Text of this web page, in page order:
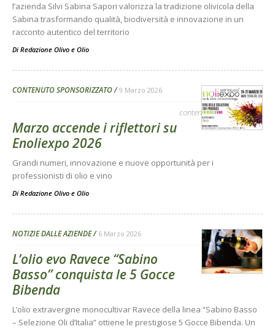
l’azienda Silvi Sabina Sapori valorizza la tradizione olivicola della
Sabina trasformando qualità, biodiversità e innovazione in un
racconto autentico del territorio
Di Redazione Olivo e Olio -
CONTENUTO SPONSORIZZATO 9 Marzo 2026
contenuto sponsorizzato
Marzo accende i riflettori su
Enoliexpo 2026
Grandi numeri, innovazione e nuove opportunità per i
professionisti di olio e vino
Di Redazione Olivo e Olio -
NOTIZIE DALLE AZIENDE 6 Marzo 2026
L’olio evo Ravece “Sabino
Basso” conquista le 5 Gocce
Bibenda
L’olio extravergine monocultivar Ravece della linea “Sabino Basso
– Selezione Oli d’Italia” ottiene le prestigiose 5 Gocce Bibenda. Un